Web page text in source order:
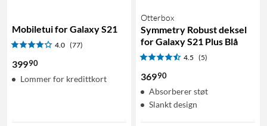
Mobiletui for Galaxy S21
4.0 (77)
39990
Lommer for kredittkort
Otterbox
Symmetry Robust deksel
for Galaxy S21 Plus Blå
4.5 (5)
36990
Absorberer støt
Slankt design